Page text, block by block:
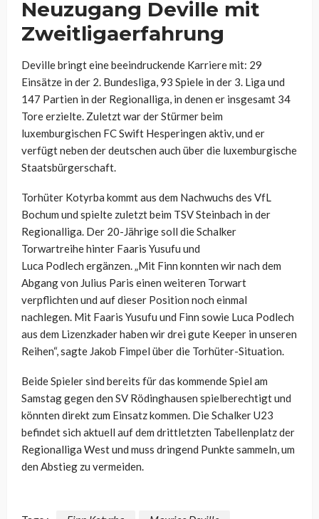
Neuzugang Deville mit
Zweitligaerfahrung
Devillebringt eine beeindruckende Karriere mit: 29
Einsätze in der 2. Bundesliga, 93 Spiele in der 3. Liga und
147 Partien in der Regionalliga, in denen er insgesamt 34
Tore erzielte. Zuletzt war der Stürmer beim
luxemburgischen FC Swift Hesperingen aktiv, und er
verfügt neben der deutschen auch über die luxemburgische
Staatsbürgerschaft.
Torhüter Kotyrba kommt aus dem Nachwuchs des VfL
Bochum und spielte zuletzt beim TSV Steinbach in der
Regionalliga. Der 20-Jährige soll die Schalker
Torwartreihe hinter Faaris Yusufu und
Luca Podlech ergänzen. „Mit Finn konnten wir nach dem
Abgang von Julius Paris einen weiteren Torwart
verpflichten und auf dieser Position noch einmal
nachlegen. Mit Faaris Yusufu und Finn sowie Luca Podlech
aus dem Lizenzkader haben wir drei gute Keeper in unseren
Reihen“, sagte Jakob Fimpel über die Torhüter-Situation.
Beide Spieler sind bereits für das kommende Spiel am
Samstag gegen den SV Rödinghausen spielberechtigt und
könnten direkt zum Einsatz kommen. Die Schalker U23
befindet sich aktuell auf dem drittletzten Tabellenplatz der
Regionalliga West und muss dringend Punkte sammeln, um
den Abstieg zu vermeiden.